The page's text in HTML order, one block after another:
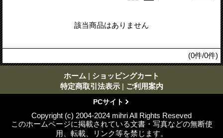
該当商品はありません
(0件/0件)
ホーム | ショッピングカート
特定商取引法表示 | ご利用案内
PCサイト
Copyright (c) 2004-2024 mihri All Rights Reseved
このホームページに掲載されている文書・写真などの無断使
用、転載、リンク等を禁じます。